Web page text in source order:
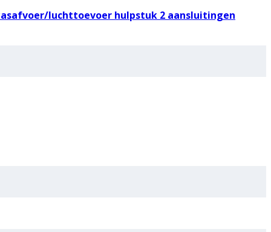
luchttoevoer hulpstuk 2 aansluitingen